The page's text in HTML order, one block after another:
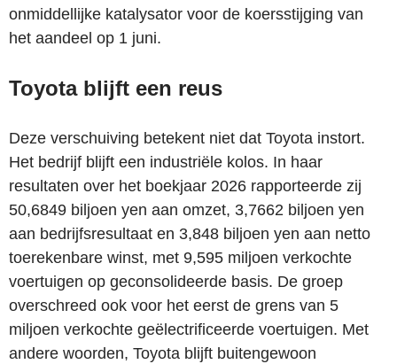
onmiddellijke katalysator voor de koersstijging van
het aandeel op 1 juni.
Toyota blijft een reus
Deze verschuiving betekent niet dat Toyota instort.
Het bedrijf blijft een industriële kolos. In haar
resultaten over het boekjaar 2026 rapporteerde zij
50,6849 biljoen yen aan omzet, 3,7662 biljoen yen
aan bedrijfsresultaat en 3,848 biljoen yen aan netto
toerekenbare winst, met 9,595 miljoen verkochte
voertuigen op geconsolideerde basis. De groep
overschreed ook voor het eerst de grens van 5
miljoen verkochte geëlectrificeerde voertuigen. Met
andere woorden, Toyota blijft buitengewoon